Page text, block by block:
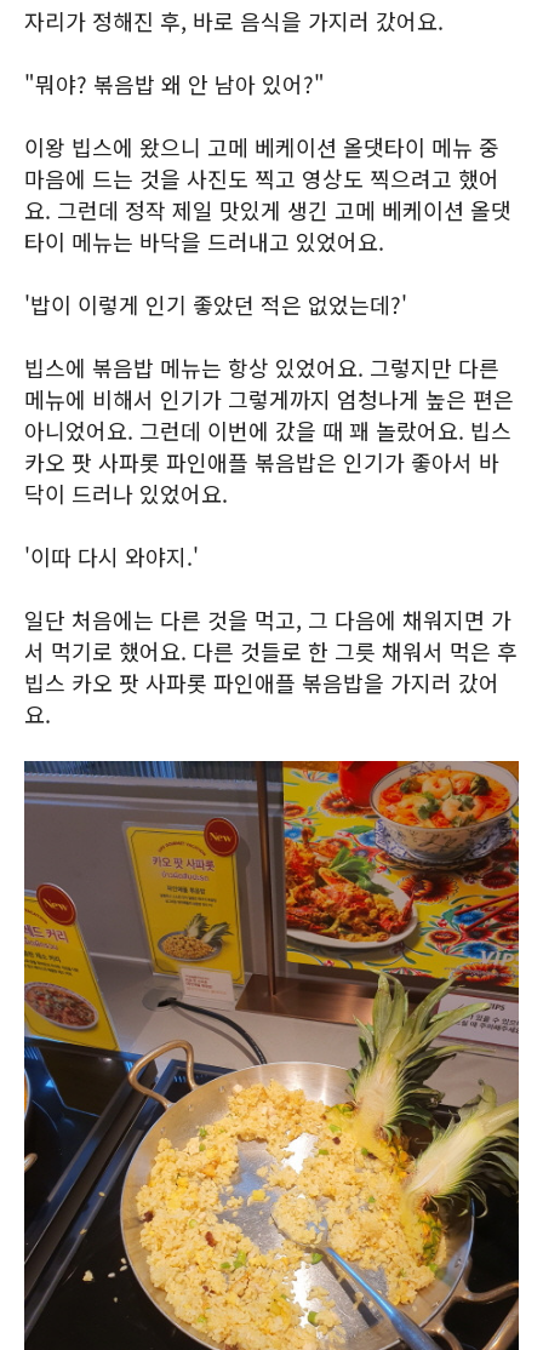
자리가 정해진 후, 바로 음식을 가지러 갔어요.
"뭐야? 볶음밥 왜 안 남아 있어?"
이왕 빕스에 왔으니 고메 베케이션 올댓타이 메뉴 중
마음에 드는 것을 사진도 찍고 영상도 찍으려고 했어
요. 그런데 정작 제일 맛있게 생긴 고메 베케이션 올댓
타이 메뉴는 바닥을 드러내고 있었어요.
'밥이 이렇게 인기 좋았던 적은 없었는데?'
빕스에 볶음밥 메뉴는 항상 있었어요. 그렇지만 다른
메뉴에 비해서 인기가 그렇게까지 엄청나게 높은 편은
아니었어요. 그런데 이번에 갔을 때 꽤 놀랐어요. 빕스
카오 팟 사파롯 파인애플 볶음밥은 인기가 좋아서 바
닥이 드러나 있었어요.
'이따 다시 와야지.'
일단 처음에는 다른 것을 먹고, 그 다음에 채워지면 가
서 먹기로 했어요. 다른 것들로 한 그릇 채워서 먹은 후
빕스 카오 팟 사파롯 파인애플 볶음밥을 가지러 갔어
요.